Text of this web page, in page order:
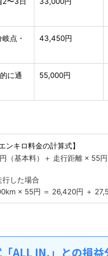
点・
43,450円
に通
55,000円
ンキロ料金の計算式】
（基本料）＋ 走行距離 × 55円
した場合
× 55円 ＝ 26,420円 ＋
ALL IN.」との損